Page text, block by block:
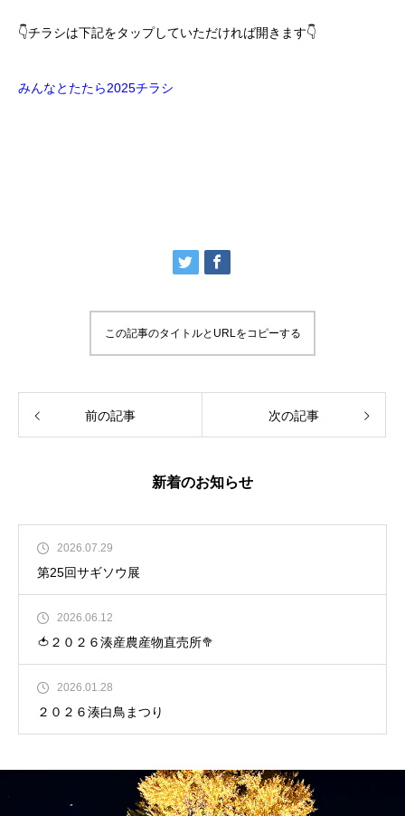
👇チラシは下記をタップしていただければ開きます👇
みんなとたたら2025チラシ
この記事のタイトルとURLをコピーする
前の記事 次の記事
新着のお知らせ
2026.07.29
第25回サギソウ展
2026.06.12
🍅２０２６湊産農産物直売所🥦
2026.01.28
２０２６湊白鳥まつり